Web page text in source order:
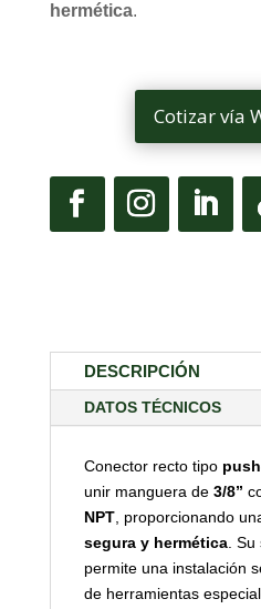
hermética.
Cotizar vía
DESCRIPCIÓN
DATOS TÉCNICOS
Conector recto tipo
unir manguera de 3/8”
NPT, proporcionando
segura y hermética. Su
permite una instalación
de herramientas